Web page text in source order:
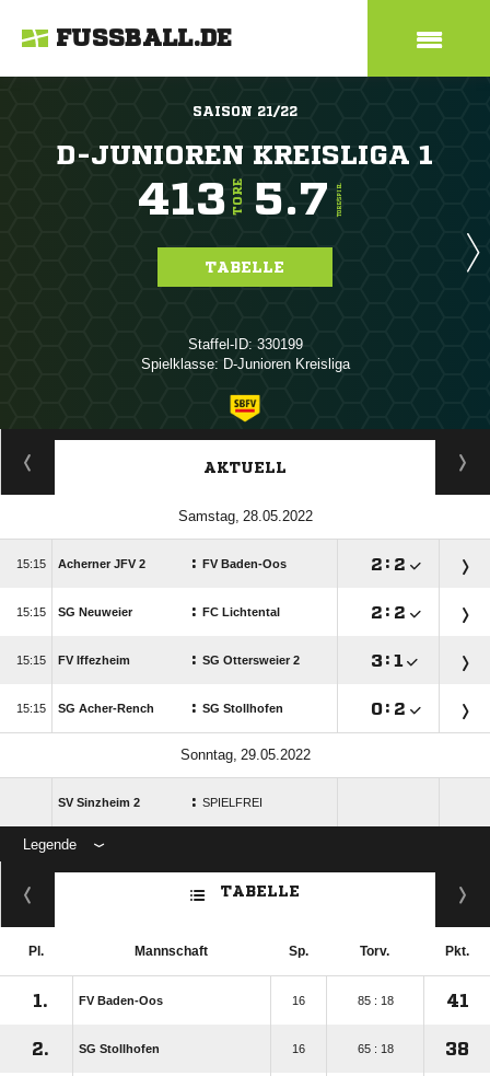
FUSSBALL.DE
SAISON 21/22
D-JUNIOREN KREISLIGA 1
413 TORE 5.7 TORE/SPIEL
TABELLE
Staffel-ID: 330199
Spielklasse: D-Junioren Kreisliga
ANZEIGE
AKTUELL
 
 Acherner JFV 2 : FV Baden-Oos  : 
 SG Neuweier : FC Lichtental  : 
 FV Iffezheim : SG Ottersweier 2 : 
 SG Acher-Rench : SG Stollhofen : 
 
SV Sinzheim 2 : SPIELFREI
Legende
ANZEIGE
TABELLE
Pl. Mannschaft Sp. Torv. Pkt.
1. FV Baden-Oos 16 85 : 18 41
2. SG Stollhofen 16 65 : 18 38